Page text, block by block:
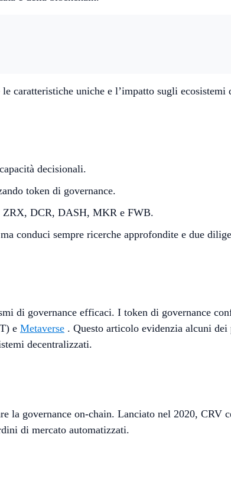
caratteristiche uniche e l’impatto sugli ecosistemi
decisionali.
token di governance.
ZRX, DCR, DASH, MKR e FWB.
conduci sempre ricerche approfondite e due
di governance efficaci. I token di governance
e Metaverse . Questo articolo evidenzia alcuni
decentralizzati.
governance on-chain. Lanciato nel 2020, CRV
di mercato automatizzati.